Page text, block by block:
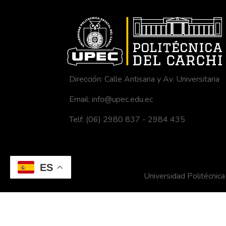
ES
Dirección: Calle Antisana y Av. Universitaria
Email: info@upec.edu.ec
Telf: (06) 2980 837 - 2984 435
Universidad